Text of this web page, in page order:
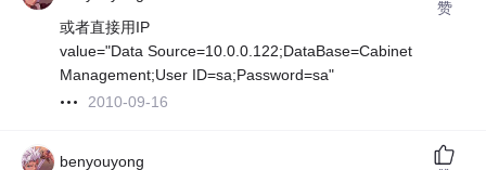
或者直接用IP
value="Data Source=10.0.0.122;DataBase=Cabinet
Management;User ID=sa;Password=sa"
2010-09-16
赞
benyouyong